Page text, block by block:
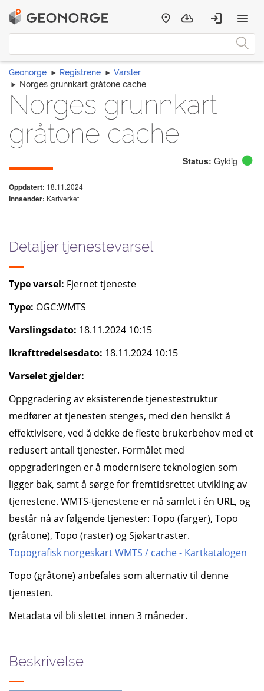
Geonorge Registrene
Varsler
Norges grunnkart gråtone cache
Norges grunnkart
gråtone cache
Status: Gyldig
Oppdatert: 18.11.2024
Innsender: Kartverket
Detaljer tjenestevarsel
Type varsel: Fjernet tjeneste
Type: OGC:WMTS
Varslingsdato: 18.11.2024 10:15
Ikrafttredelsesdato: 18.11.2024 10:15
Varselet gjelder:
Oppgradering av eksisterende tjenestestruktur
medfører at tjenesten stenges, med den hensikt å
effektivisere, ved å dekke de fleste brukerbehov med et
redusert antall tjenester. Formålet med
oppgraderingen er å modernisere teknologien som
ligger bak, samt å sørge for fremtidsrettet utvikling av
tjenestene. WMTS-tjenestene er nå samlet i én URL, og
består nå av følgende tjenester: Topo (farger), Topo
(gråtone), Topo (raster) og Sjøkartraster.
Topografisk norgeskart WMTS / cache - Kartkatalogen
Topo (gråtone) anbefales som alternativ til denne
tjenesten.
Metadata vil bli slettet innen 3 måneder.
Beskrivelse